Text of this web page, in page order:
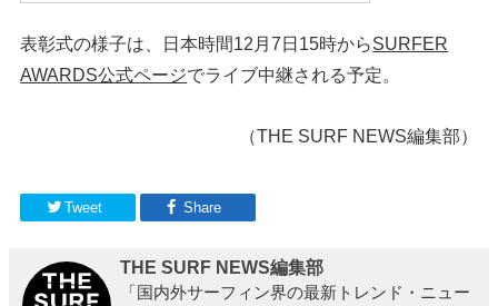
表彰式の様子は、日本時間12月7日15時からSURFER
AWARDS公式ページでライブ中継される予定。
（THE SURF NEWS編集部）
Tweet Share
THE SURF NEWS編集部
「国内外サーフィン界の最新トレンド・ニュー